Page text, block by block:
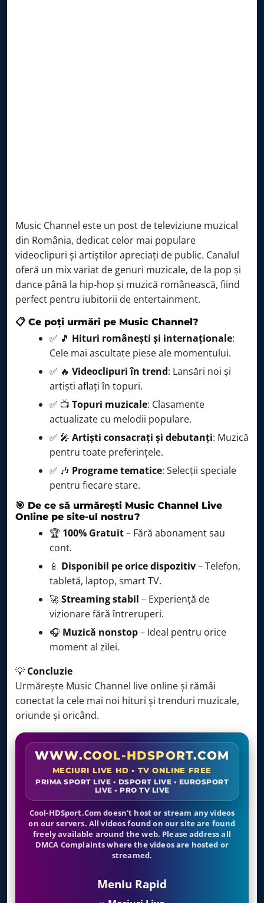
Music Channel este un post de televiziune muzical
din România, dedicat celor mai populare
videoclipuri și artiștilor apreciați de public. Canalul
oferă un mix variat de genuri muzicale, de la pop și
dance până la hip-hop și muzică românească, fiind
perfect pentru iubitorii de entertainment.
📋 Ce poți urmări pe Music Channel?
✅ 🎵 Hituri românești și internaționale:
Cele mai ascultate piese ale momentului.
✅ 🔥 Videoclipuri în trend: Lansări noi și
artiști aflați în topuri.
✅ 📺 Topuri muzicale: Clasamente
actualizate cu melodii populare.
✅ 🎤 Artiști consacrați și debutanți: Muzică
pentru toate preferințele.
✅ 🎶 Programe tematice: Selecții speciale
pentru fiecare stare.
🎯 De ce să urmărești Music Channel Live
Online pe site-ul nostru?
🏆 100% Gratuit– Fără abonament sau
cont.
📱 Disponibil pe orice dispozitiv– Telefon,
tabletă, laptop, smart TV.
🚀Streaming stabil – Experiență de
vizionare fără întreruperi.
🎧 Muzică nonstop– Ideal pentru orice
moment al zilei.
💡 Concluzie
Urmărește Music Channel live online și rămâi
conectat la cele mai noi hituri și trenduri muzicale,
oriunde și oricând.
WWW.COOL-HDSPORT.COM
MECIURI LIVE HD • TV ONLINE FREE
PRIMA SPORT LIVE • DSPORT LIVE • EUROSPORT
LIVE • PRO TV LIVE
Cool-HDSport.Com doesn't host or stream any videos
on our servers. All videos found on our site are found
freely available around the web. Please address all
DMCA Complaints where the videos are hosted or
streamed.
Meniu Rapid